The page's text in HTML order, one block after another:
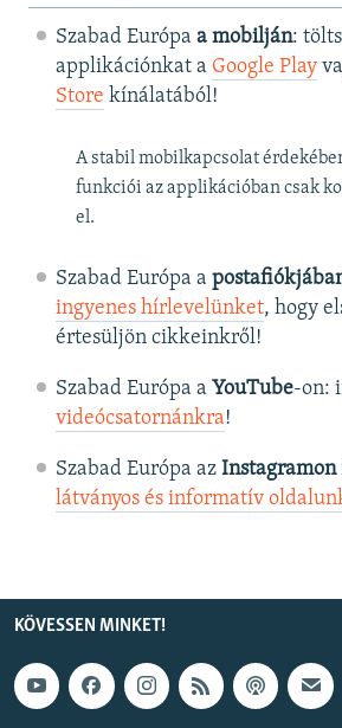
Szabad Európa a mobilján:
applikációnkat a Google Play
Store kínálatából!
A stabil mobilkapcsolat
funkciói az applikációban csak
el.
Szabad Európa a
ingyenes hírlevelünket, hogy
értesüljön cikkeinkről!
Szabad Európa a YouTube-on:
videócsatornánkra!
Szabad Európa az Instagramon
látványos és informatív
KÖVESSEN MINKET!